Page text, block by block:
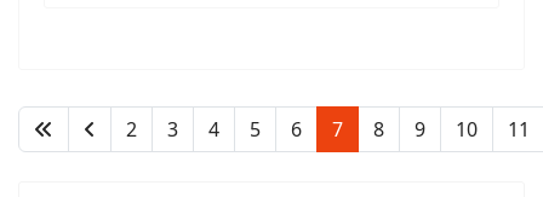
2 3 4 5 6 7 8 9 10 11